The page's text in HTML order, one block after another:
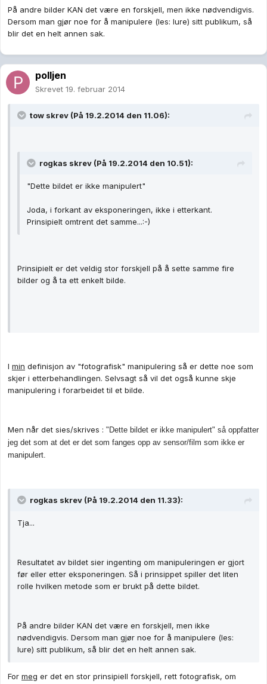
På andre bilder KAN det være en forskjell, men ikke nødvendigvis.
Dersom man gjør noe for å manipulere (les: lure) sitt publikum, så
blir det en helt annen sak.
polljen
Skrevet 19. februar 2014
tow skrev (På 19.2.2014 den 11.06):
rogkas skrev (På 19.2.2014 den 10.51):
"Dette bildet er ikke manipulert"
Joda, i forkant av eksponeringen, ikke i etterkant.
Prinsipielt omtrent det samme...:-)
Prinsipielt er det veldig stor forskjell på å sette samme fire
bilder og å ta ett enkelt bilde.
I min definisjon av "fotografisk" manipulering så er dette noe som
skjer i etterbehandlingen. Selvsagt så vil det også kunne skje
manipulering i forarbeidet til et bilde.
Men når det sies/skrives : "Dette bildet er ikke manipulert" så oppfatter
jeg det som at det er det som fanges opp av sensor/film som ikke er
manipulert.
rogkas skrev (På 19.2.2014 den 11.33):
Tja...
Resultatet av bildet sier ingenting om manipuleringen er gjort
før eller etter eksponeringen. Så i prinsippet spiller det liten
rolle hvilken metode som er brukt på dette bildet.
På andre bilder KAN det være en forskjell, men ikke
nødvendigvis. Dersom man gjør noe for å manipulere (les:
lure) sitt publikum, så blir det en helt annen sak.
For meg er det en stor prinsipiell forskjell, rett fotografisk, om